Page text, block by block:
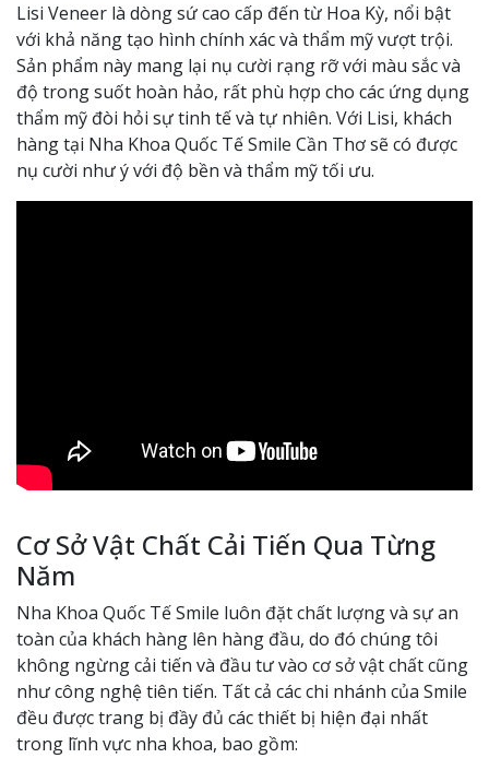
Lisi Veneer là dòng sứ cao cấp đến từ Hoa Kỳ, nổi bật
với khả năng tạo hình chính xác và thẩm mỹ vượt trội.
Sản phẩm này mang lại nụ cười rạng rỡ với màu sắc và
độ trong suốt hoàn hảo, rất phù hợp cho các ứng dụng
thẩm mỹ đòi hỏi sự tinh tế và tự nhiên. Với Lisi, khách
hàng tại Nha Khoa Quốc Tế Smile Cần Thơ sẽ có được
nụ cười như ý với độ bền và thẩm mỹ tối ưu.
Cơ Sở Vật Chất Cải Tiến Qua Từng
Năm
Nha Khoa Quốc Tế Smile luôn đặt chất lượng và sự an
toàn của khách hàng lên hàng đầu, do đó chúng tôi
không ngừng cải tiến và đầu tư vào cơ sở vật chất cũng
như công nghệ tiên tiến. Tất cả các chi nhánh của Smile
đều được trang bị đầy đủ các thiết bị hiện đại nhất
trong lĩnh vực nha khoa, bao gồm: